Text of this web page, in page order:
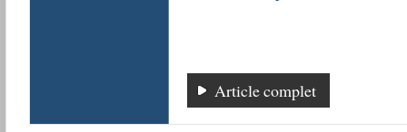
Article complet